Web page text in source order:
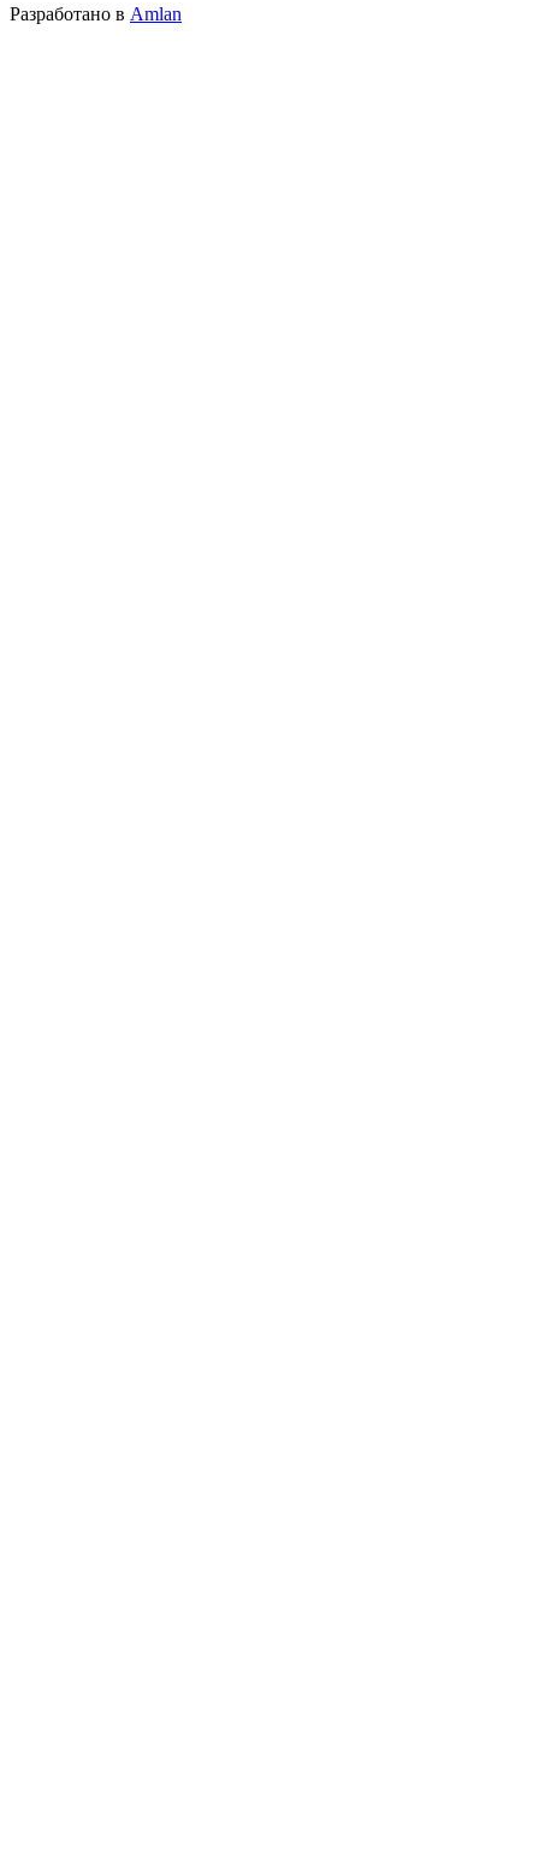
Разработано в Amlan